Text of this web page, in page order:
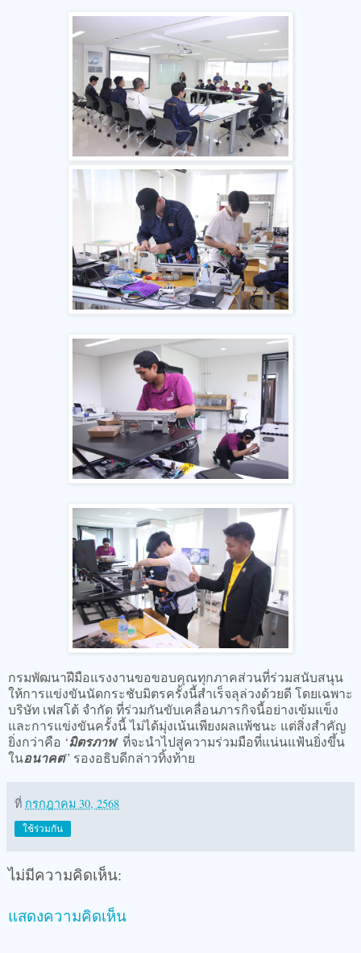
กรมพัฒนาฝีมือแรงงานขอขอบคุณทุกภาคส่วนที่ร่วมสนับสนุน
ให้การแข่งขันนัดกระชับมิตรครั้งนี้สำเร็จลุล่วงด้วยดี โดยเฉพาะ
บริษัท เฟสโต้ จำกัด ที่ร่วมกันขับเคลื่อนภารกิจนี้อย่างเข้มแข็ง
และการแข่งขันครั้งนี้ ไม่ได้มุ่งเน้นเพียงผลแพ้ชนะ แต่สิ่งสำคัญ
ยิ่งกว่าคือ ‘มิตรภาพ’ ที่จะนำไปสู่ความร่วมมือที่แน่นแฟ้นยิ่งขึ้น
ในอนาคต” รองอธิบดีกล่าวทิ้งท้าย
ที่ กรกฎาคม 30, 2568
ใช้ร่วมกัน
ไม่มีความคิดเห็น:
แสดงความคิดเห็น